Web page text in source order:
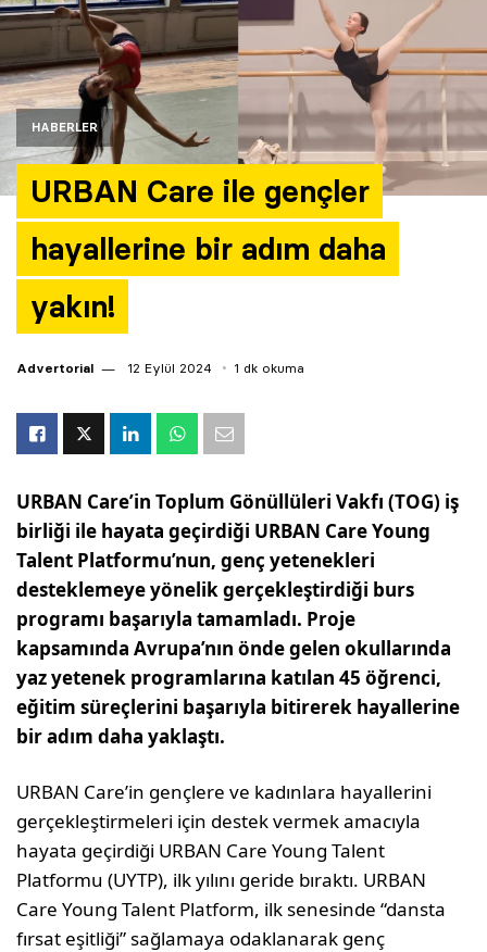
HABERLER
URBAN Care ile gençler
hayallerine bir adım daha
yakın!
Advertorial 12 Eylül 2024 1 dk okuma
URBAN Care’in Toplum Gönüllüleri Vakfı (TOG) iş
birliği ile hayata geçirdiği URBAN Care Young
Talent Platformu’nun, genç yetenekleri
desteklemeye yönelik gerçekleştirdiği burs
programı başarıyla tamamladı. Proje
kapsamında Avrupa’nın önde gelen okullarında
yaz yetenek programlarına katılan 45 öğrenci,
eğitim süreçlerini başarıyla bitirerek hayallerine
bir adım daha yaklaştı.
URBAN Care’in gençlere ve kadınlara hayallerini
gerçekleştirmeleri için destek vermek amacıyla
hayata geçirdiği URBAN Care Young Talent
Platformu (UYTP), ilk yılını geride bıraktı. URBAN
Care Young Talent Platform, ilk senesinde “dansta
fırsat eşitliği” sağlamaya odaklanarak genç